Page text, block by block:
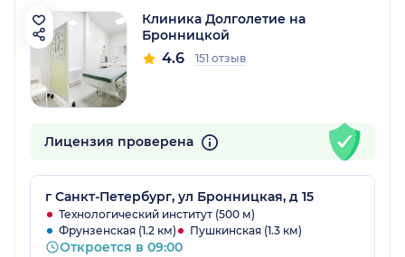
Клиника Долголетие на
Бронницкой
4.6 151 отзыв
Лицензия проверена
г Санкт-Петербург, ул Бронницкая, д 15
Технологический институт (500 м)
Фрунзенская (1.2 км)
Пушкинская (1.3 км)
Откроется в 09:00